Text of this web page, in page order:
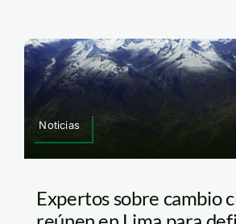
Noticias
Expertos sobre cambio